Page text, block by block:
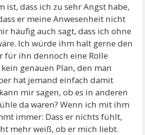
ist, dass ich zu sehr Angst habe,
er meine Anwesenheit nicht
häufig auch sagt, dass ich ohne
Ich würde ihm halt gerne den
für ihn dennoch eine Rolle
genauen Plan, den man
hat jemand einfach damit
mir sagen, ob es in anderen
da waren? Wenn ich mit ihm
immer: Dass er nichts fühlt,
mehr weiß, ob er mich liebt.